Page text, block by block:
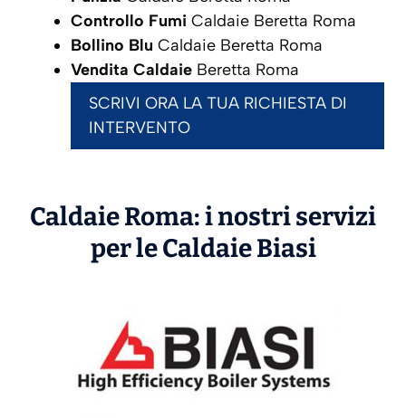
Controllo Fumi Caldaie Beretta Roma
Bollino Blu Caldaie Beretta Roma
Vendita Caldaie Beretta Roma
SCRIVI ORA LA TUA RICHIESTA DI
INTERVENTO
Caldaie Roma: i nostri servizi
per le CaldaieBiasi